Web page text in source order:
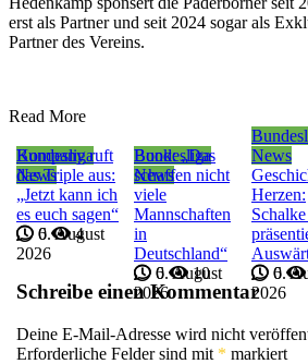
erst als Partner und seit 2024 sogar als
Partner des Vereins.
Read More
Bundesliga
News
Kompany ruft
das Triple aus:
„Jetzt kann ich
es euch sagen“
6. August
2026
0 4
Bundesliga
News
Book: „Das
schaffen nicht
viele
Mannschaften
in
Deutschland“
6. August
2026
0 10
News
Herzen:
6.
2026
0
Schreibe einen Kommentar
Deine E-Mail-Adresse wird nicht
Erforderliche Felder sind mit * markiert